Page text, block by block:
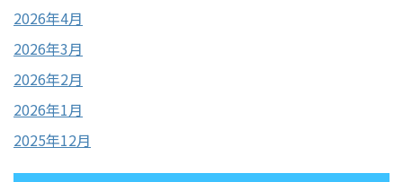
2026年4月
2026年3月
2026年2月
2026年1月
2025年12月